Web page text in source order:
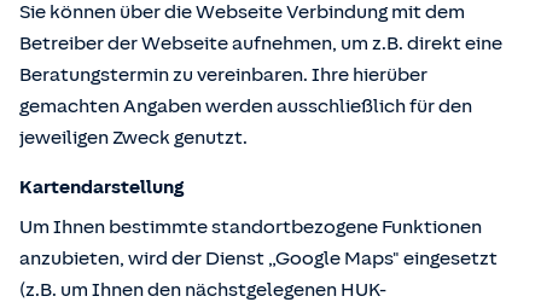
Sie können über die Webseite Verbindung mit dem
Betreiber der Webseite aufnehmen, um z.B. direkt eine
Beratungstermin zu vereinbaren. Ihre hierüber
gemachten Angaben werden ausschließlich für den
jeweiligen Zweck genutzt.
Kartendarstellung
Um Ihnen bestimmte standortbezogene Funktionen
anzubieten, wird der Dienst „Google Maps" eingesetzt
(z.B. um Ihnen den nächstgelegenen HUK-